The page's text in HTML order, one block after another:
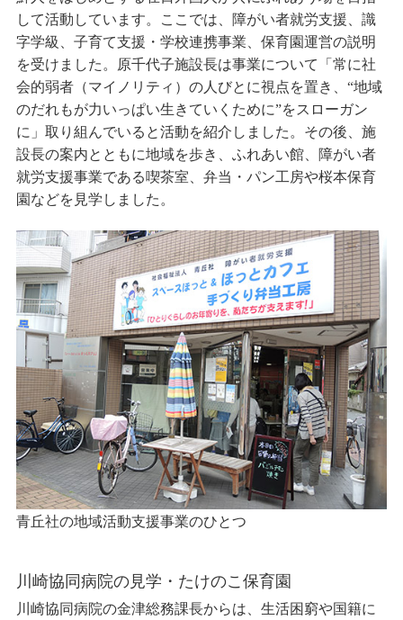
して活動しています。ここでは、障がい者就労支援、識
字学級、子育て支援・学校連携事業、保育園運営の説明
を受けました。原千代子施設長は事業について「常に社
会的弱者（マイノリティ）の人びとに視点を置き、“地域
のだれもが力いっぱい生きていくために”をスローガン
に」取り組んでいると活動を紹介しました。その後、施
設長の案内とともに地域を歩き、ふれあい館、障がい者
就労支援事業である喫茶室、弁当・パン工房や桜本保育
園などを見学しました。
青丘社の地域活動支援事業のひとつ
川崎協同病院の見学・たけのこ保育園
川崎協同病院の金津総務課長からは、生活困窮や国籍に